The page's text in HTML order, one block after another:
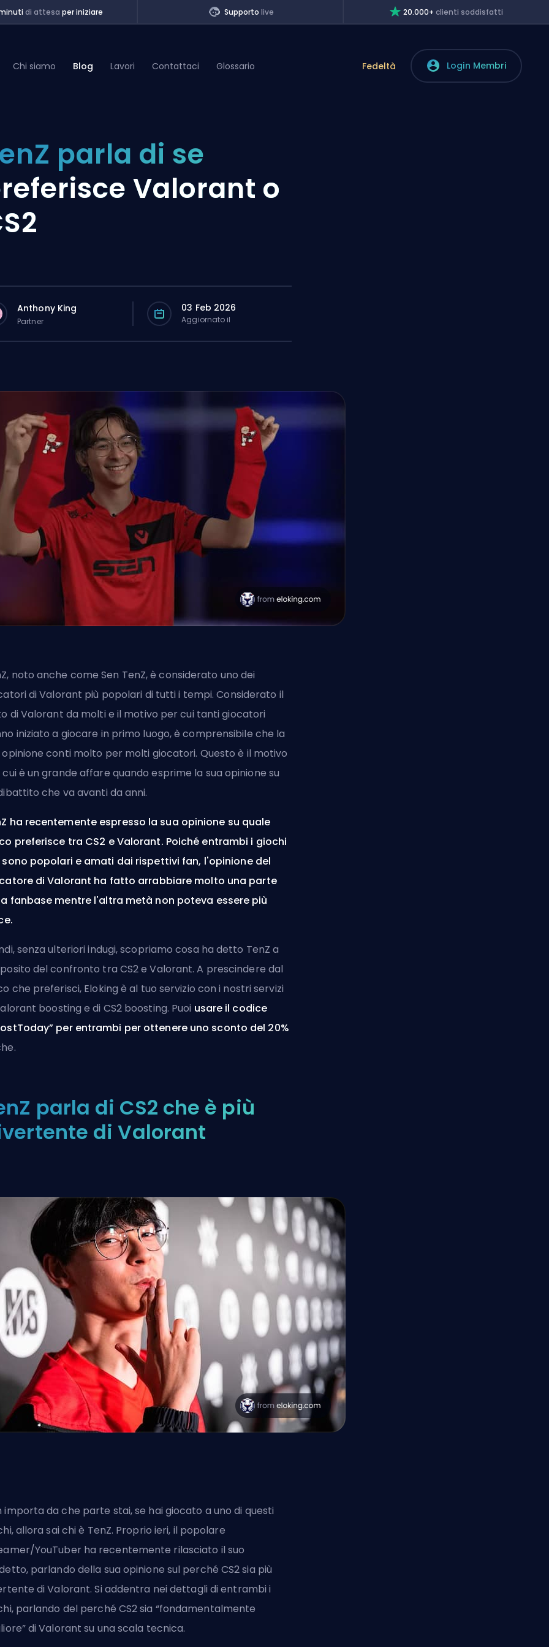
di attesa per iniziare Supporto live 20.000+clienti soddisfatti
Chi siamo Blog Lavori Contattaci Glossario Fedeltà Login Membri
parla di se
Valorant o
Anthony King
Partner
03 Feb 2026
Aggiornato il
noto anche come Sen TenZ, è considerato uno dei
di Valorant più popolari di tutti i tempi. Considerato il
di Valorant da molti e il motivo per cui tanti giocatori
iniziato a giocare in primo luogo, è comprensibile che la
opinione conti molto per molti giocatori. Questo è il motivo
è un grande affare quando esprime la sua opinione su
che va avanti da anni.
ha recentemente espresso la sua opinione su quale
preferisce tra CS2 e Valorant. Poiché entrambi i giochi
sono popolari e amati dai rispettivi fan, l'opinione del
di Valorant ha fatto arrabbiare molto una parte
fanbase mentre l'altra metà non poteva essere più
senza ulteriori indugi, scopriamo cosa ha detto TenZ a
del confronto tra CS2 e Valorant. A prescindere dal
che preferisci, Eloking è al tuo servizio con i nostri servizi
boosting e di CS2 boosting. Puoi usare il codice
per entrambi per ottenere uno sconto del 20%
parla di CS2 che è più
di Valorant
importa da che parte stai, se hai giocato a uno di questi
allora sai chi è TenZ. Proprio ieri, il popolare
YouTuber ha recentemente rilasciato il suo
parlando della sua opinione sul perché CS2 sia più
di Valorant. Si addentra nei dettagli di entrambi i
parlando del perché CS2 sia “fondamentalmente
di Valorant su una scala tecnica.